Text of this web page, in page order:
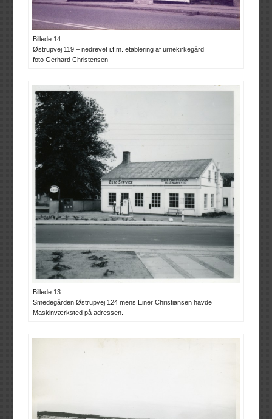
Billede 14
Østrupvej 119 – nedrevet i.f.m. etablering af urnekirkegård
foto Gerhard Christensen
Billede 13
Smedegården Østrupvej 124 mens Einer Christiansen havde
Maskinværksted på adressen.